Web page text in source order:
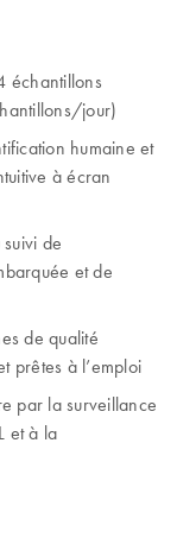
échantillons
jour)
humaine et
à écran
de
et de
de qualité
prêtes à l’emploi
par la surveillance
et à la